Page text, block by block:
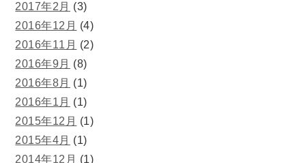
2017年2月 (3)
2016年12月 (4)
2016年11月 (2)
2016年9月 (8)
2016年8月 (1)
2016年1月 (1)
2015年12月 (1)
2015年4月 (1)
2014年12月 (1)